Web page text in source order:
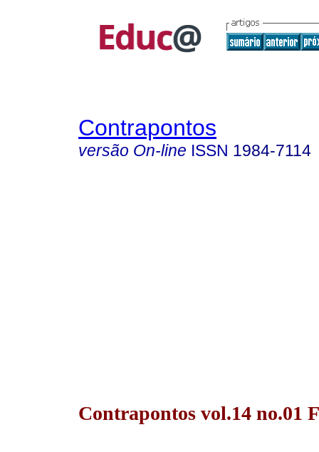
Contrapontos
versão On-line ISSN 1984-7114
Contrapontos vol.14 no.01